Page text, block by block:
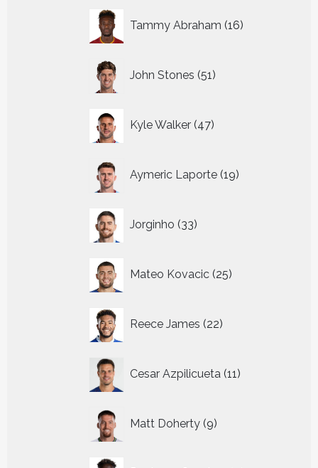
Tammy Abraham 16
producten
John Stones 51
producten
Kyle Walker 47
producten
Aymeric Laporte 19
producten
Jorginho 33
producten
Mateo Kovacic 25
producten
Reece James 22
producten
Cesar Azpilicueta 11
producten
Matt Doherty 9
producten